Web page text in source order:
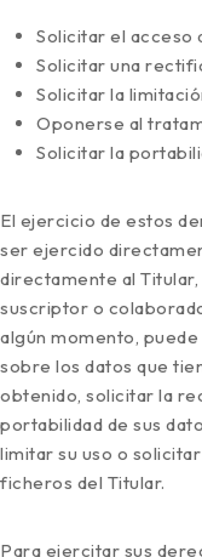
Solicitar el acceso
Solicitar una
Solicitar la
Oponerse al
Solicitar la
El ejercicio de estos
ser ejercido
directamente al
suscriptor o
algún momento,
sobre los datos que
obtenido, solicitar la
portabilidad de sus
limitar su uso o
ficheros del Titular.
Para ejercitar sus